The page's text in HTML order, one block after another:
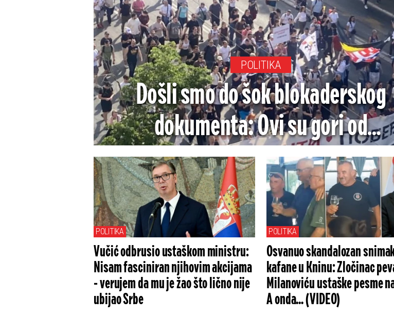
POLITIKA
Došli smo do šok blokaderskog
dokumenta: Ovi su gori od
komunističkih komesara (FOTO)
POLITIKA
Vučić odbrusio ustaškom ministru:
Nisam fasciniran njihovim akcijama
- verujem da mu je žao što lično nije
ubijao Srbe
POLITIKA
Osvanuo skandalozan
kafane u Kninu: Zločinac
Milanoviću ustaške pesme
A onda... (VIDEO)